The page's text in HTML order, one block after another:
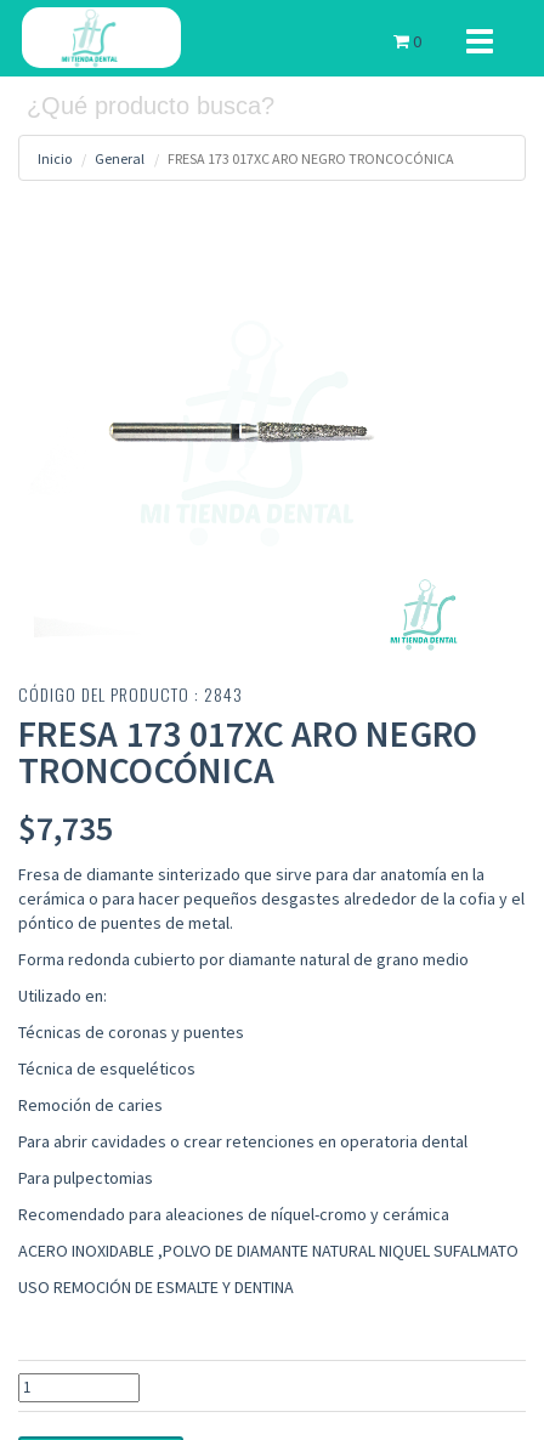
Toggle
0
Inicio General FRESA 173 017XC ARO NEGRO TRONCOCÓNICA
CÓDIGO DEL PRODUCTO : 2843
FRESA 173 017XC ARO NEGRO
TRONCOCÓNICA
$7,735
Fresa de diamante sinterizado que sirve para dar anatomía en la
cerámica o para hacer pequeños desgastes alrededor de la cofia y el
póntico de puentes de metal.
Forma redonda cubierto por diamante natural de grano medio
Utilizado en:
Técnicas de coronas y puentes
Técnica de esqueléticos
Remoción de caries
Para abrir cavidades o crear retenciones en operatoria dental
Para pulpectomias
Recomendado para aleaciones de níquel-cromo y cerámica
ACERO INOXIDABLE ,POLVO DE DIAMANTE NATURAL NIQUEL SUFALMATO
USO REMOCIÓN DE ESMALTE Y DENTINA